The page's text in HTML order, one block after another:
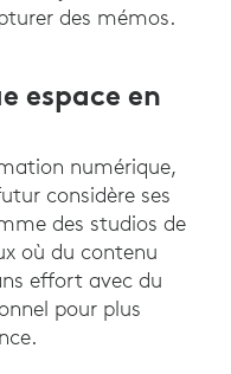
des mémos.
espace en
numérique,
considère ses
des studios de
où du contenu
effort avec du
pour plus